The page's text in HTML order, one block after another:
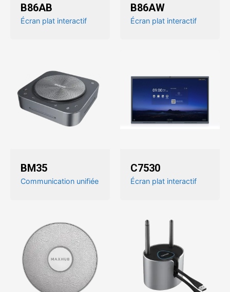
B86AB
Écran plat interactif
B86AW
Écran plat interactif
BM35
Communication unifiée
C7530
Écran plat interactif